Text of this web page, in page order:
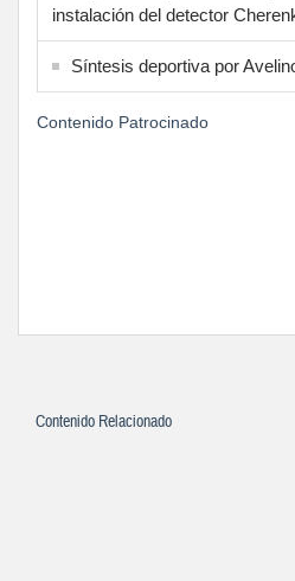
instalación del detector
Síntesis deportiva por
Contenido Patrocinado
Contenido Relacionado